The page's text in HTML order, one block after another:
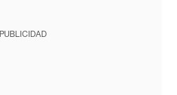
PUBLICIDAD